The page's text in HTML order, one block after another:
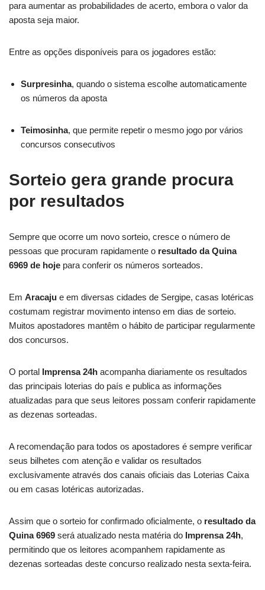
para aumentar as probabilidades de acerto, embora o valor da
aposta seja maior.
Entre as opções disponíveis para os jogadores estão:
Surpresinha, quando o sistema escolhe automaticamente
os números da aposta
Teimosinha, que permite repetir o mesmo jogo por vários
concursos consecutivos
Sorteio gera grande procura
por resultados
Sempre que ocorre um novo sorteio, cresce o número de
pessoas que procuram rapidamente o resultado da Quina
6969 de hoje para conferir os números sorteados.
Em Aracaju e em diversas cidades de Sergipe, casas lotéricas
costumam registrar movimento intenso em dias de sorteio.
Muitos apostadores mantêm o hábito de participar regularmente
dos concursos.
O portal Imprensa 24h acompanha diariamente os resultados
das principais loterias do país e publica as informações
atualizadas para que seus leitores possam conferir rapidamente
as dezenas sorteadas.
A recomendação para todos os apostadores é sempre verificar
seus bilhetes com atenção e validar os resultados
exclusivamente através dos canais oficiais das Loterias Caixa
ou em casas lotéricas autorizadas.
Assim que o sorteio for confirmado oficialmente, o resultado da
Quina 6969 será atualizado nesta matéria do Imprensa 24h,
permitindo que os leitores acompanhem rapidamente as
dezenas sorteadas deste concurso realizado nesta sexta-feira.